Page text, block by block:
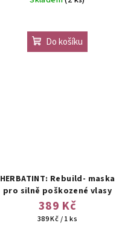
Do košíku
HERBATINT: Rebuild- maska
pro silně poškozené vlasy
389 Kč
Měrná
389 Kč / 1 ks